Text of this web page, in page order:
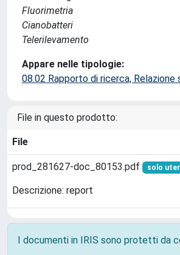
Fluorimetria
Cianobatteri
Telerilevamento
Appare nelle tipologie:
08.02 Rapporto di ricerca,
File in questo prodotto:
File
prod_281627-doc_80153.pdf solo
Descrizione: report
I documenti in IRIS sono protetti da